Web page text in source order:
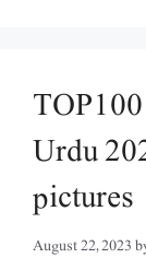
Urdu
pictures
August 22, 2023